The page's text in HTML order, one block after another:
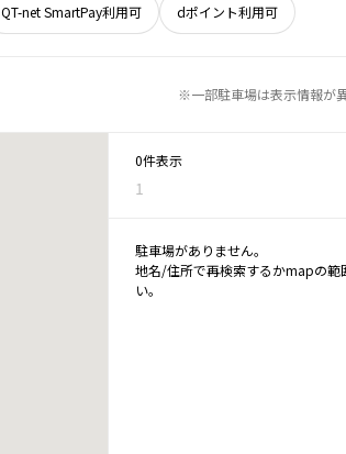
QT-net SmartPay利用可 dポイント利用可
※一部駐車場は表示情報が
0件表示
1
駐車場がありません。
地名/住所で再検索するかmapの範
い。